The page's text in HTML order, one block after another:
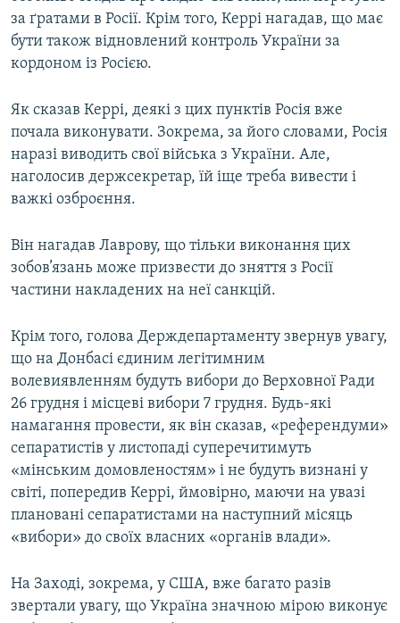
за ґратами в Росії. Крім того, Керрі нагадав, що має
бути також відновлений контроль України за
кордоном із Росією.
Як сказав Керрі, деякі з цих пунктів Росія вже
почала виконувати. Зокрема, за його словами, Росія
наразі виводить свої війська з України. Але,
наголосив держсекретар, їй іще треба вивести і
важкі озброєння.
Він нагадав Лаврову, що тільки виконання цих
зобов’язань може призвести до зняття з Росії
частини накладених на неї санкцій.
Крім того, голова Держдепартаменту звернув увагу,
що на Донбасі єдиним легітимним
волевиявленням будуть вибори до Верховної Ради
26 грудня і місцеві вибори 7 грудня. Будь-які
намагання провести, як він сказав, «референдуми»
сепаратистів у листопаді суперечитимуть
«мінським домовленостям» і не будуть визнані у
світі, попередив Керрі, ймовірно, маючи на увазі
плановані сепаратистами на наступний місяць
«вибори» до своїх власних «органів влади».
На Заході, зокрема, у США, вже багато разів
звертали увагу, що Україна значною мірою виконує